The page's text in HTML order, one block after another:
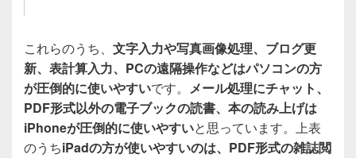
これらのうち、 文字入力や写真画像処理、ブログ更
新、表計算入力、PCの遠隔操作などはパソコンの方
が圧倒的に使いやすいです。 メール処理にチャット、
PDF形式以外の電子ブックの読書、本の読み上げは
iPhoneが圧倒的に使いやすいと思っています。上表
のうちiPadの方が使いやすいのは、PDF形式の雑誌閲